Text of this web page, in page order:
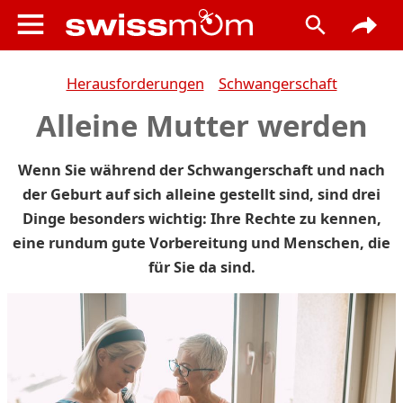
Herausforderungen Schwangerschaft
Alleine Mutter werden
Wenn Sie während der Schwangerschaft und nach
der Geburt auf sich alleine gestellt sind, sind drei
Dinge besonders wichtig: Ihre Rechte zu kennen,
eine rundum gute Vorbereitung und Menschen, die
für Sie da sind.